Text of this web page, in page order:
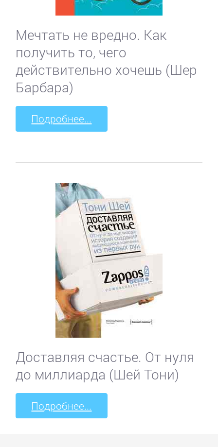
Мечтать не вредно. Как
получить то, чего
действительно хочешь (Шер
Барбара)
Подробнее...
Доставляя счастье. От нуля
до миллиарда (Шей Тони)
Подробнее...